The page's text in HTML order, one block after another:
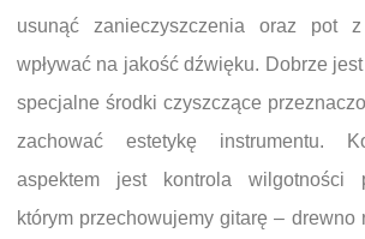
usunąć zanieczyszczenia oraz pot
wpływać na jakość dźwięku. Dobrze
specjalne środki czyszczące
zachować estetykę instrumentu.
aspektem jest kontrola wilgotności
którym przechowujemy gitarę – drewno